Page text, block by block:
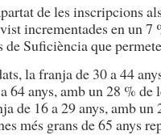
de les inscripcions
vist incrementades en un
de Suficiència que
la franja de 30 a 44
64 anys, amb un 28 %
de 16 a 29 anys, amb
més grans de 65 anys